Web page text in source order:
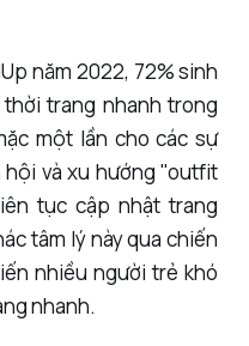
năm 2022, 72% sinh
trang nhanh trong
một lần cho các sự
hội và xu hướng "outfit
tục cập nhật trang
tâm lý này qua chiến
nhiều người trẻ khó
nhanh.